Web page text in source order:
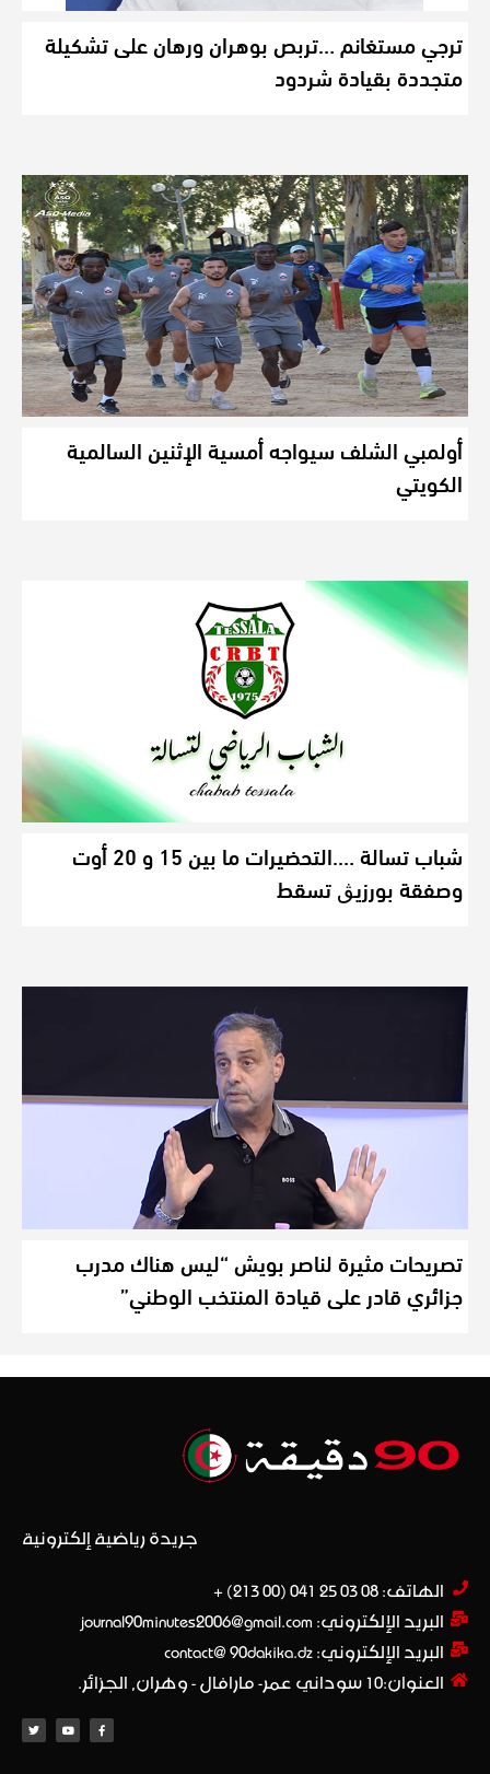
ترجي مستغانم …تربص بوهران ورهان على تشكيلة
متجددة بقيادة شردود
أولمبي الشلف سيواجه أمسية الإثنين السالمية
الكويتي
شباب تسالة ….التحضيرات ما بين 15 و 20 أوت
وصفقة بورزيڨ تسقط
تصريحات مثيرة لناصر بويش “ليس هناك مدرب
جزائري قادر على قيادة المنتخب الوطني”
جريدة رياضية إلكترونية
الهاتف: 08 03 25 041 (00 213) +​
البريد الإلكتروني: journal90minutes2006@gmail.com
البريد الإلكتروني: contact@ 90dakika.dz
العنوان:10 سوداني عمر- مارافال - وهران, الجزائر.